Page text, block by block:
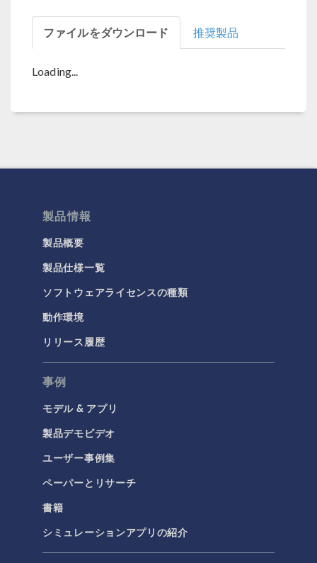
ファイルをダウンロード 推奨製品
Loading...
製品情報
製品概要
製品仕様一覧
ソフトウェアライセンスの種類
動作環境
リリース履歴
事例
モデル & アプリ
製品デモビデオ
ユーザー事例集
ペーパーとリサーチ
書籍
シミュレーションアプリの紹介